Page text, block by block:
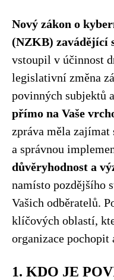
Nový zákon o
(NZKB) zavádějící
vstoupil v účinnost
legislativní změna
povinných subjektů
přímo na Vaše
zpráva měla zajímat
a správnou
důvěryhodnost a
namísto pozdějšího
Vašich odběratelů.
klíčových oblastí,
organizace pochopit
1. KDO JE